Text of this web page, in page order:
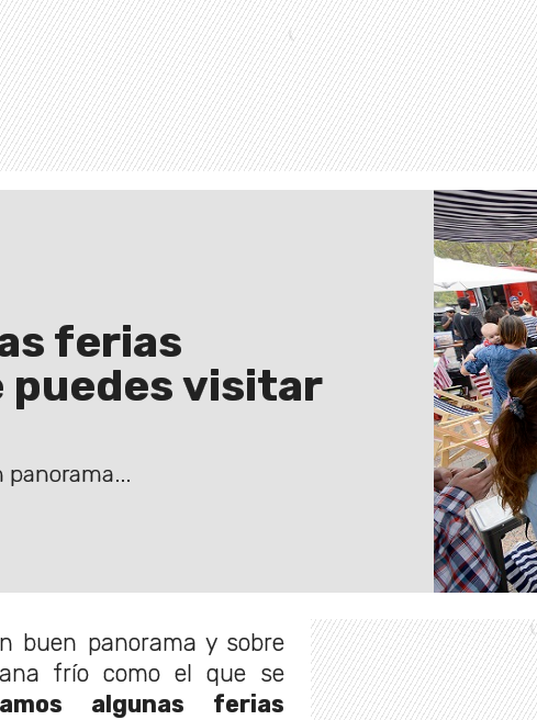
ferias
puedes visitar
panorama...
buen panorama y sobre
frío como el que se
algunas ferias